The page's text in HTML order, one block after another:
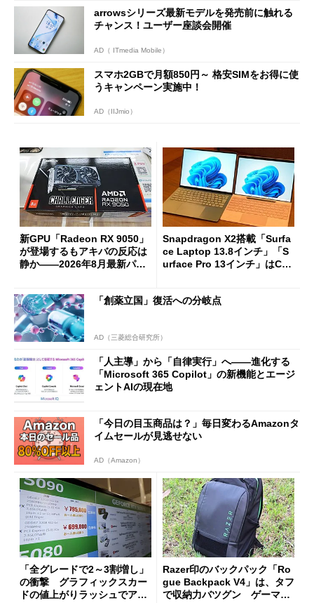
arrowsシリーズ最新モデルを発売前に触れる
チャンス！ユーザー座談会開催
AD（ ITmedia Mobile）
スマホ2GBで月額850円～ 格安SIMをお得に使
うキャンペーン実施中！
AD（IIJmio）
新GPU「Radeon RX 9050」
が登場するもアキバの反応は
静か――2026年8月最新パー
Snapdragon X2搭載「Surfa
ce Laptop 13.8インチ」「S
urface Pro 13インチ」はCop
た
「創薬立国」復活への分岐点
AD（三菱総合研究所）
「人主導」から「自律実行」へ――進化する
「Microsoft 365 Copilot」の新機能とエージ
ェントAIの現在地
「今日の目玉商品は？」毎日変わるAmazonタ
イムセールが見逃せない
AD（Amazon）
「全グレードで2～3割増し」
の衝撃 グラフィックスカー
ドの値上がりラッシュでアキ
Razer印のバックパック「Ro
gue Backpack V4」は、タフ
で収納力バツグン ゲーマー